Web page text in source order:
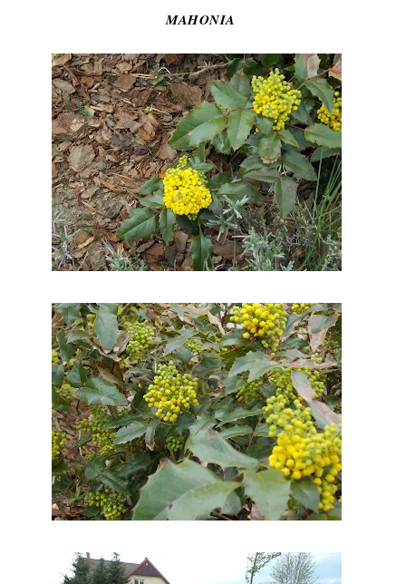
MAHONIA